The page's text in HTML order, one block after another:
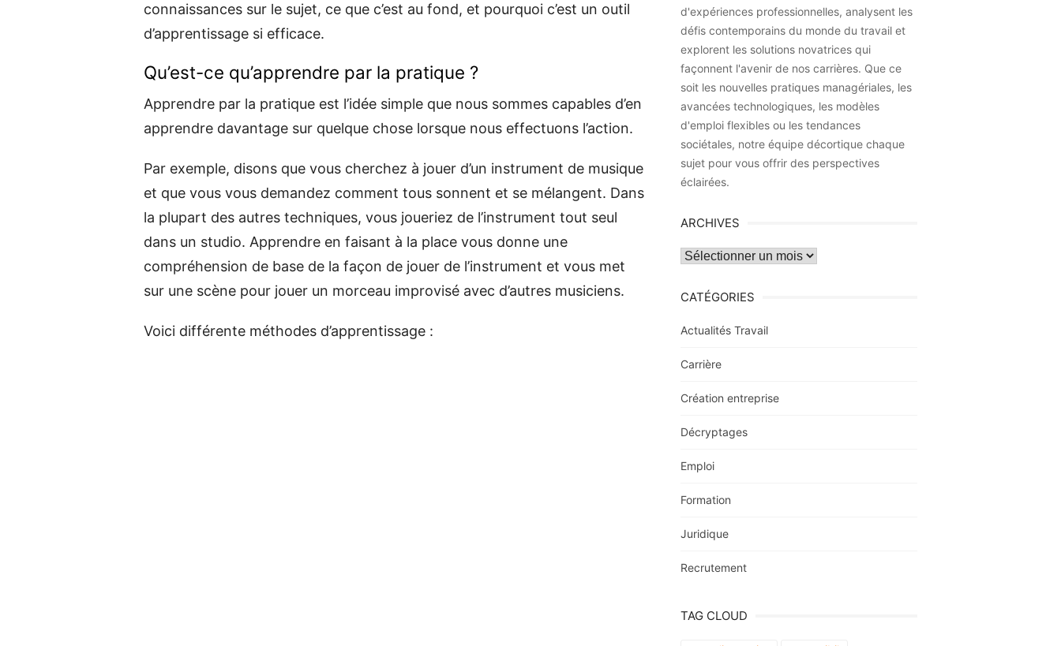
connaissances sur le sujet, ce que c’est au fond, et pourquoi c’est un outil
d’apprentissage si efficace.
Qu’est-ce qu’apprendre par la pratique ?
Apprendre par la pratique est l’idée simple que nous sommes capables d’en
apprendre davantage sur quelque chose lorsque nous effectuons l’action.
Par exemple, disons que vous cherchez à jouer d’un instrument de musique
et que vous vous demandez comment tous sonnent et se mélangent. Dans
la plupart des autres techniques, vous joueriez de l’instrument tout seul
dans un studio. Apprendre en faisant à la place vous donne une
compréhension de base de la façon de jouer de l’instrument et vous met
sur une scène pour jouer un morceau improvisé avec d’autres musiciens.
Voici différente méthodes d’apprentissage :
d'expériences professionnelles, analysent les
défis contemporains du monde du travail et
explorent les solutions novatrices qui
façonnent l'avenir de nos carrières. Que ce
soit les nouvelles pratiques managériales, les
avancées technologiques, les modèles
d'emploi flexibles ou les tendances
sociétales, notre équipe décortique chaque
sujet pour vous offrir des perspectives
éclairées.
ARCHIVES
Archives
CATÉGORIES
Actualités Travail
Carrière
Création entreprise
Décryptages
Emploi
Formation
Juridique
Recrutement
TAG CLOUD